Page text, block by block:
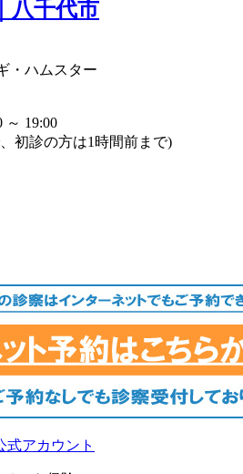
・ハムスター
～ 19:00
初診の方は1時間前まで)